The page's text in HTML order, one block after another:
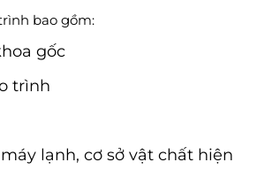
bao gồm:
gốc
trình
lạnh, cơ sở vật chất hiện